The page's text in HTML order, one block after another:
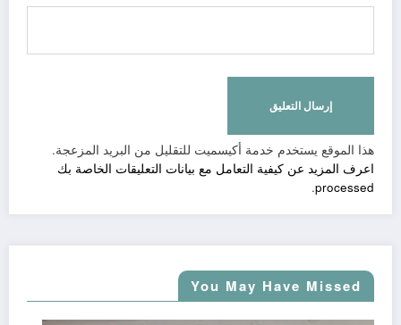
هذا الموقع يستخدم خدمة أكيسميت للتقليل من البريد المزعجة.
اعرف المزيد عن كيفية التعامل مع بيانات التعليقات الخاصة بك
processed
.
You May Have Missed